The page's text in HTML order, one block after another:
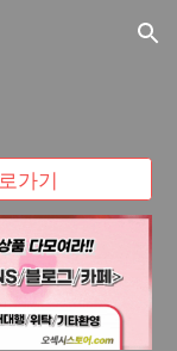
Skip to navigation
가기